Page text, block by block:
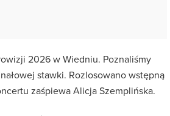
2026 w Wiedniu. Poznaliśmy
stawki. Rozlosowano wstępną
zaśpiewa Alicja Szemplińska.